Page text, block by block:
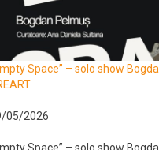
Space” – solo show
05/2026
Space” – solo show